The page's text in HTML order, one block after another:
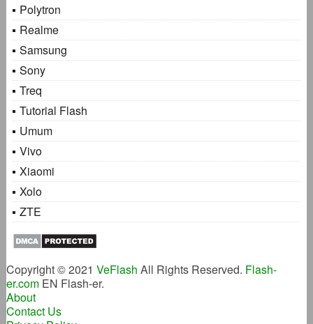
Polytron
Realme
Samsung
Sony
Treq
Tutorial Flash
Umum
Vivo
Xiaomi
Xolo
ZTE
Copyright © 2021 VeFlash All Rights Reserved. Flash-
er.comEN Flash-er.
About
Contact Us